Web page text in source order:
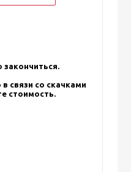
закончиться.
связи со скачками
стоимость.